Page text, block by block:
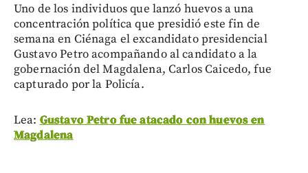
Uno de los individuos que lanzó huevos a una
concentración política que presidió este fin de
semana en Ciénaga el excandidato presidencial
Gustavo Petro acompañando al candidato a la
gobernación del Magdalena, Carlos Caicedo, fue
capturado por la Policía.
Lea: Gustavo Petro fue atacado con huevos en
Magdalena